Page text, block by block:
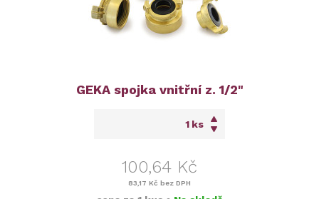
GEKA spojka vnitřní z. 1/2"
ks
100,64 Kč
83,17 Kč bez DPH